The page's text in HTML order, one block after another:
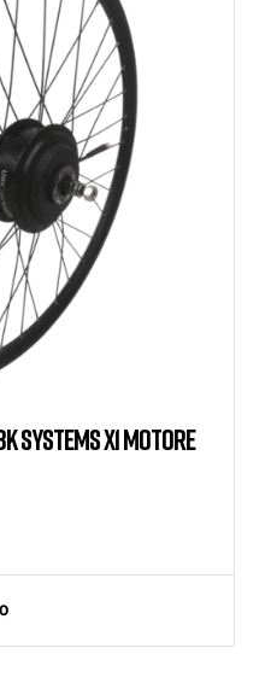
SYSTEMS X1 MOTORE